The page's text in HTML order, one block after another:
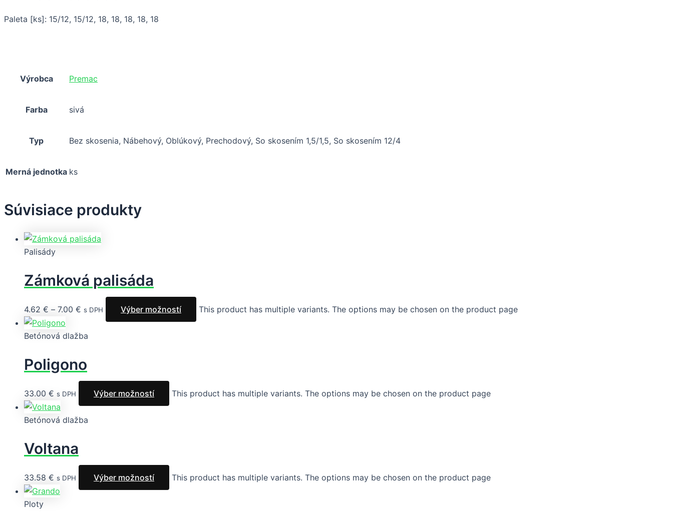
Paleta [ks]: 15/12, 15/12, 18, 18, 18, 18, 18
Výrobca Premac
Farba sivá
Typ Bez skosenia, Nábehový, Oblúkový, Prechodový, So skosením 1,5/1,5, So skosením 12/4
Merná jednotka ks
Súvisiace produkty
Palisády
Zámková palisáda
4.62 € – 7.00 € s DPH Výber možností This product has multiple variants. The options may be chosen on the product page
Betónová dlažba
Poligono
33.00 € s DPH Výber možností This product has multiple variants. The options may be chosen on the product page
Betónová dlažba
Voltana
33.58 € s DPH Výber možností This product has multiple variants. The options may be chosen on the product page
Ploty